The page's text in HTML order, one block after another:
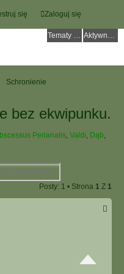
Zaloguj się
się
Tematy bez odpowiedzi Aktywne tematy
Schronienie
bez ekwipunku.
Perianalis, Valdi, Dąb,
Zaawansowane
Posty: 1 • Strona 1 Z 1